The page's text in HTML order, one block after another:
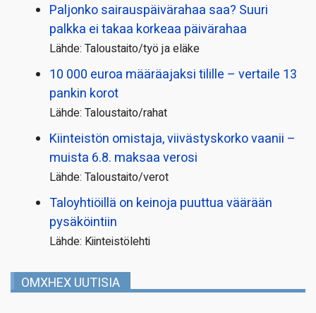
Paljonko sairauspäivä­rahaa saa? Suuri
palkka ei takaa korkeaa päivärahaa
Lähde: Taloustaito/työ ja eläke
10 000 euroa määräajaksi tilille – vertaile 13
pankin korot
Lähde: Taloustaito/rahat
Kiinteistön omistaja, viivästyskorko vaanii –
muista 6.8. maksaa verosi
Lähde: Taloustaito/verot
Taloyhtiöillä on keinoja puuttua väärään
pysäköintiin
Lähde: Kiinteistölehti
OMXHEX UUTISIA